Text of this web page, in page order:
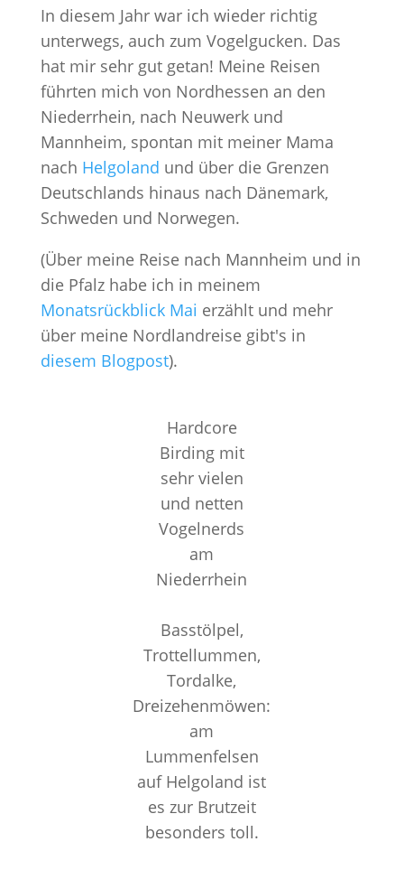
In diesem Jahr war ich wieder richtig
unterwegs, auch zum Vogelgucken. Das
hat mir sehr gut getan! Meine Reisen
führten mich von Nordhessen an den
Niederrhein, nach Neuwerk und
Mannheim, spontan mit meiner Mama
nach Helgoland und über die Grenzen
Deutschlands hinaus nach Dänemark,
Schweden und Norwegen.
(Über meine Reise nach Mannheim und in
die Pfalz habe ich in meinem
Monatsrückblick Mai erzählt und mehr
über meine Nordlandreise gibt's in
diesem Blogpost).
Hardcore
Birding mit
sehr vielen
und netten
Vogelnerds
am
Niederrhein
Basstölpel,
Trottellummen,
Tordalke,
Dreizehenmöwen:
am
Lummenfelsen
auf Helgoland ist
es zur Brutzeit
besonders toll.